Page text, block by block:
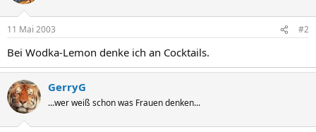
11 Mai 2003 #2
Bei Wodka-Lemon denke ich an Cocktails.
GerryG
...wer weiß schon was Frauen denken...